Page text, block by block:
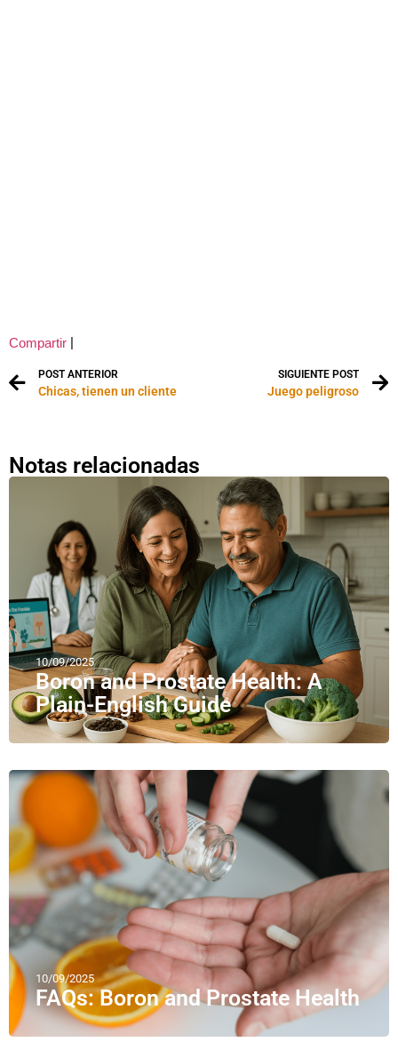
Compartir |
POST ANTERIOR
Chicas, tienen un cliente
SIGUIENTE POST
Juego peligroso
Notas relacionadas
10/09/2025
Boron and Prostate Health: A
Plain-English Guide
10/09/2025
FAQs: Boron and Prostate Health